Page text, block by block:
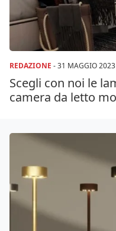
REDAZIONE -31 MAGGIO 2023
Scegli con noi le
camera da letto